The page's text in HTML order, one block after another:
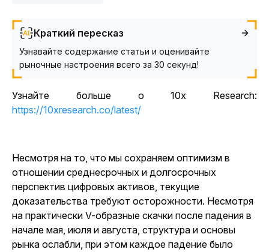
Краткий пересказ
Узнавайте содержание статьи и оценивайте
рыночные настроения всего за 30 секунд!
Узнайте больше о 10x Research:
https://10xresearch.co/latest/
Несмотря на то, что мы сохраняем оптимизм в
отношении среднесрочных и долгосрочных
перспектив цифровых активов, текущие
доказательства требуют осторожности. Несмотря
на практически V-образные скачки после падения в
начале мая, июля и августа, структура и основы
рынка ослабли, при этом каждое падение было